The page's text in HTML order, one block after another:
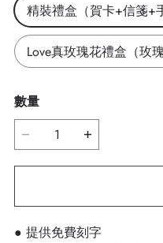
精裝禮盒（賀卡+信箋+
Love真玫瑰花禮盒（玫
數量
● 提供免費刻字